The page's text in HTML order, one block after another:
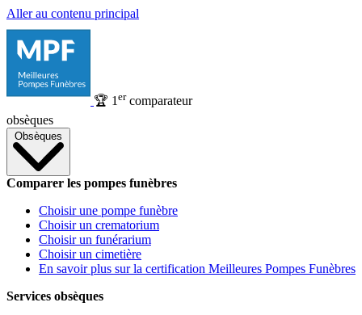
Aller au contenu principal
🏆 1 ercomparateur
obsèques
Obsèques
Comparer les pompes funèbres
Choisir une pompe funèbre
Choisir un crematorium
Choisir un funérarium
Choisir un cimetière
En savoir plus sur la certification Meilleures Pompes Funèbres
Services obsèques